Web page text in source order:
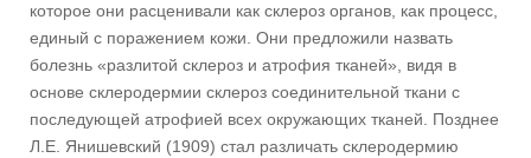
которое они расценивали как склероз органов, как процесс,
единый с поражением кожи. Они предложили назвать
болезнь «разлитой склероз и атрофия тканей», видя в
основе склеродермии склероз соединительной ткани с
последующей атрофией всех окружающих тканей. Позднее
Л.Е. Янишевский (1909) стал различать склеродермию